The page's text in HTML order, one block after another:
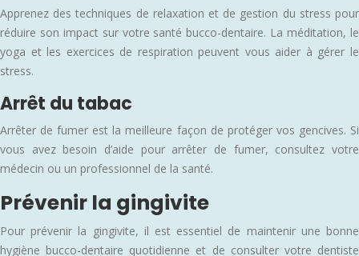
Apprenez des techniques de relaxation et de gestion du stress pour
réduire son impact sur votre santé bucco-dentaire. La méditation, le
yoga et les exercices de respiration peuvent vous aider à gérer le
stress.
Arrêt du tabac
Arrêter de fumer est la meilleure façon de protéger vos gencives. Si
vous avez besoin d’aide pour arrêter de fumer, consultez votre
médecin ou un professionnel de la santé.
Prévenir la gingivite
Pour prévenir la gingivite, il est essentiel de maintenir une bonne
hygiène bucco-dentaire quotidienne et de consulter votre dentiste